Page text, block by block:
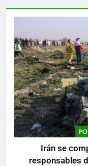
Irán se
responsables